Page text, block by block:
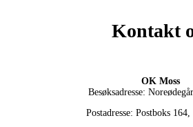
Kontakt
OK Moss
Besøksadresse:
Postadresse: Postboks